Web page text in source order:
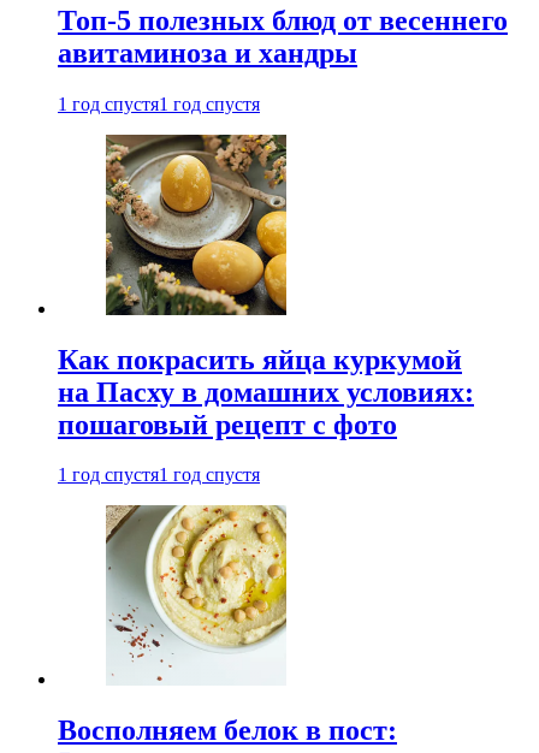
Топ-5 полезных блюд от весеннего
авитаминоза и хандры
1 год спустя1 год спустя
Как покрасить яйца куркумой
на Пасху в домашних условиях:
пошаговый рецепт с фото
1 год спустя1 год спустя
Восполняем белок в пост: